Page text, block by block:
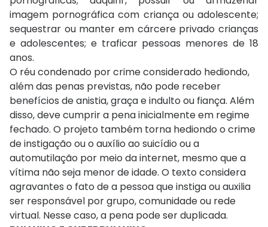
imagem pornográfica com criança ou adolescente;
sequestrar ou manter em cárcere privado crianças
e adolescentes; e traficar pessoas menores de 18
anos.
O réu condenado por crime considerado hediondo,
além das penas previstas, não pode receber
benefícios de anistia, graça e indulto ou fiança. Além
disso, deve cumprir a pena inicialmente em regime
fechado. O projeto também torna hediondo o crime
de instigação ou o auxílio ao suicídio ou a
automutilação por meio da internet, mesmo que a
vítima não seja menor de idade. O texto considera
agravantes o fato de a pessoa que instiga ou auxilia
ser responsável por grupo, comunidade ou rede
virtual. Nesse caso, a pena pode ser duplicada.